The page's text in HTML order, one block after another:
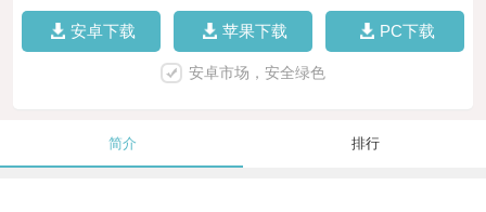
安卓下载 苹果下载 PC下载
安卓市场，安全绿色
简介 排行